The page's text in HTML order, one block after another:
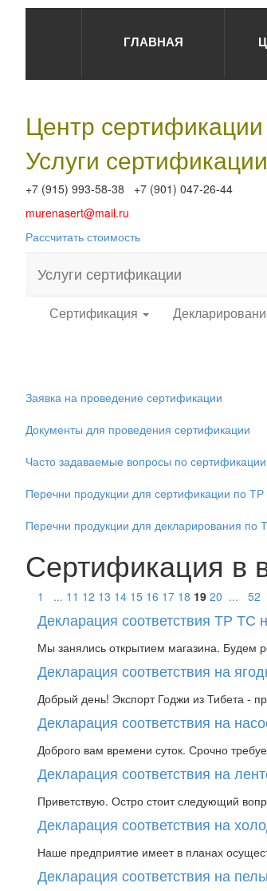
ГЛАВНАЯ
Центр
Услуги сертификации
+7 (915) 993-58-38 +7 (901) 047-26-44
murenasert@mail.ru
Рассчитать стоимость
Услуги сертификации
Сертификация
Заявка на проведение сертификации
Документы для проведения сертификации
Часто задаваемые вопросы по сертификации
Перечни продукции для сертификации по
Перечни продукции для декларирования по
Сертификация в
1 ... 11 12 13 14 15 16 17 18 19 20 ... 52
Декларация соответствия ТР ТС
Мы занялись открытием магазина. Будем
Декларация соответствия на
Добрый день! Экспорт Годжи из Тибета -
Декларация соответствия на
Доброго вам времени суток. Срочно
Декларация соответствия на
Приветствую. Остро стоит следующий
Декларация соответствия на
Наше предприятие имеет в планах
Декларация соответствия на